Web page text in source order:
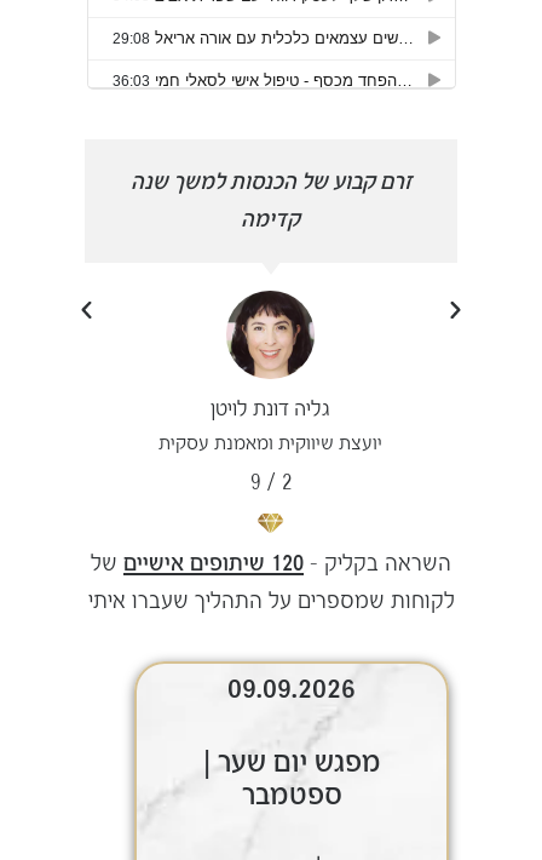
זרם קבוע של הכנסות למשך שנה
קדימה
גליה דונת לויטן
יועצת שיווקית ומאמנת עסקית
2
/
9
השראה בקליק – 120 שיתופים אישיים
של
לקוחות שמספרים על התהליך שעברו איתי
09.09.2026
מפגש יום שער |
ספטמבר